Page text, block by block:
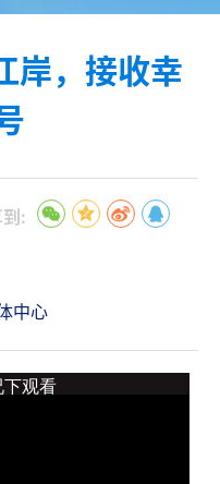
岸，接收幸
:
中心